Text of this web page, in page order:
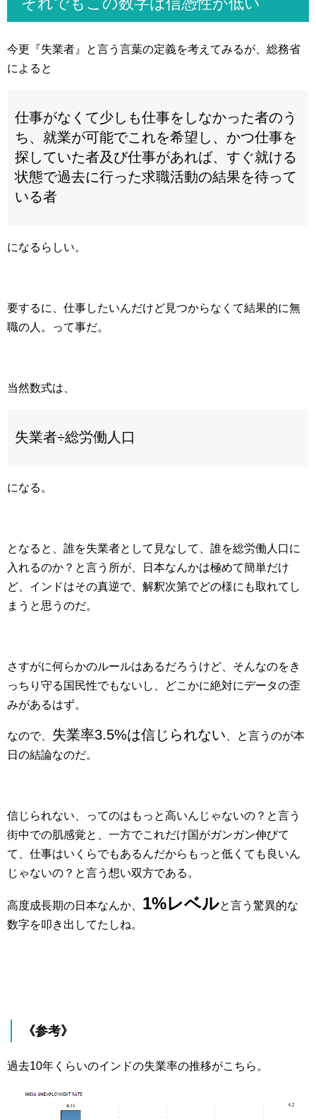
今更『失業者』と言う言葉の定義を考えてみるが、総務省
によると
仕事がなくて少しも仕事をしなかった者のう
ち、就業が可能でこれを希望し、かつ仕事を
探していた者及び仕事があれば、すぐ就ける
状態で過去に行った求職活動の結果を待って
いる者
になるらしい。
要するに、仕事したいんだけど見つからなくて結果的に無
職の人。って事だ。
当然数式は、
失業者÷総労働人口
になる。
となると、誰を失業者として見なして、誰を総労働人口に
入れるのか？と言う所が、日本なんかは極めて簡単だけ
ど、インドはその真逆で、解釈次第でどの様にも取れてし
まうと思うのだ。
さすがに何らかのルールはあるだろうけど、そんなのをき
っちり守る国民性でもないし、どこかに絶対にデータの歪
みがあるはず。
なので、 失業率3.5%は信じられない 、と言うのが本
日の結論なのだ。
信じられない、ってのはもっと高いんじゃないの？と言う
街中での肌感覚と、一方でこれだけ国がガンガン伸びて
て、仕事はいくらでもあるんだからもっと低くても良いん
じゃないの？と言う想い双方である。
高度成長期の日本なんか、 1%レベルと言う驚異的な
数字を叩き出してたしね。
《参考》
過去10年くらいのインドの失業率の推移がこちら。